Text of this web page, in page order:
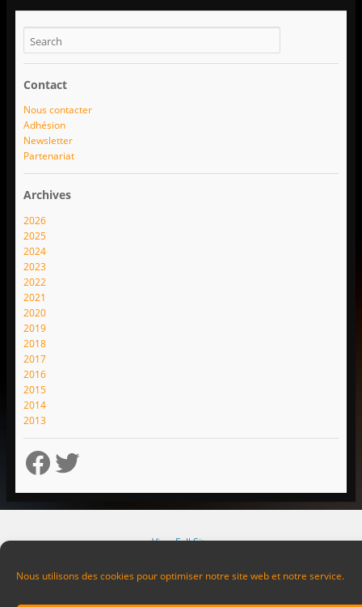
Nous utilisons des cookies pour optimiser notre site web et notre service.
Contact
Nous contacter
Adhésion
Newsletter
Partenariat
Archives
2026
2025
2024
2023
2022
2021
2020
2019
2018
2017
2016
2015
2014
2013
Facebook
Twitter
View Full Site